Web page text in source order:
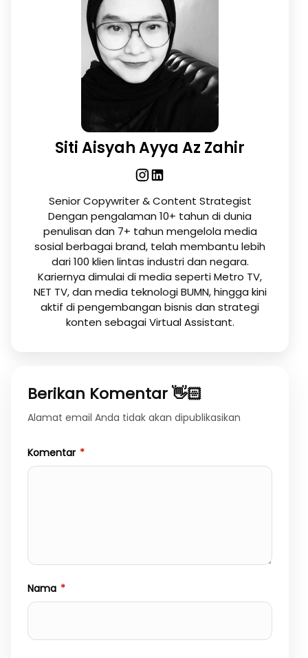
Siti Aisyah Ayya Az Zahir
Senior Copywriter & Content Strategist
Dengan pengalaman 10+ tahun di dunia
penulisan dan 7+ tahun mengelola media
sosial berbagai brand, telah membantu lebih
dari 100 klien lintas industri dan negara.
Kariernya dimulai di media seperti Metro TV,
NET TV, dan media teknologi BUMN, hingga kini
aktif di pengembangan bisnis dan strategi
konten sebagai Virtual Assistant.
Berikan Komentar 👋🏻
Alamat email Anda tidak akan dipublikasikan
Komentar *
Nama *